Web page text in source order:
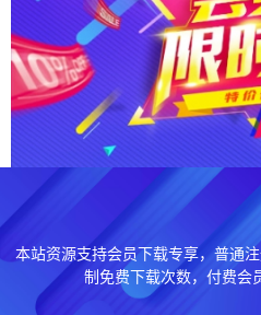
本站资源支持会员下载专享，普通
制免费下载次数，付费会